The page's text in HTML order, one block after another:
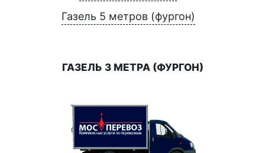
Газель 5 метров (фургон)
ГАЗЕЛЬ 3 МЕТРА (ФУРГОН)